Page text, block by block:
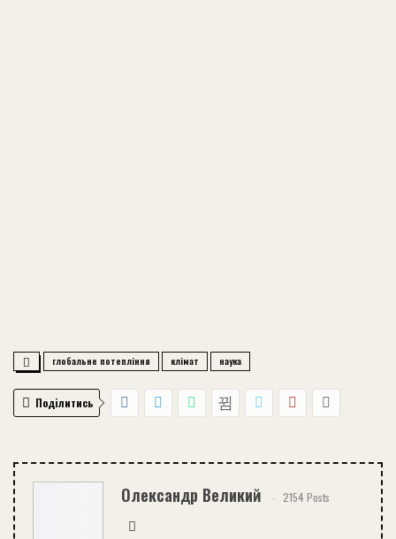
глобальне потепління клімат наука
Поділитись
Олександр Великий 2154 Posts